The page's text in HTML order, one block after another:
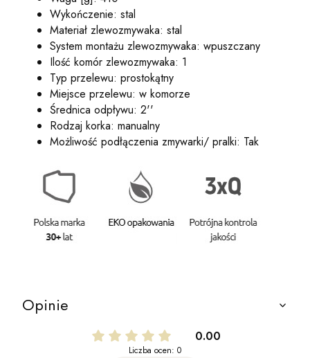
Wykończenie: stal
Materiał zlewozmywaka: stal
System montażu zlewozmywaka: wpuszczany
Ilość komór zlewozmywaka: 1
Typ przelewu: prostokątny
Miejsce przelewu: w komorze
Średnica odpływu: 2''
Rodzaj korka: manualny
Możliwość podłączenia zmywarki/ pralki: Tak
Opinie
0.00
Liczba ocen: 0